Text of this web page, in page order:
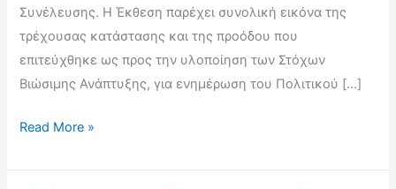
Συνέλευσης. Η Έκθεση παρέχει συνολική εικόνα της
τρέχουσας κατάστασης και της προόδου που
επιτεύχθηκε ως προς την υλοποίηση των Στόχων
Βιώσιμης Ανάπτυξης, για ενημέρωση του Πολιτικού […]
Έκθεση
την
Read More »